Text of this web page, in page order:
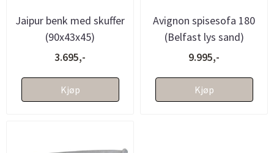
Jaipur benk med skuffer
(90x43x45)
3.695,-
Kjøp
Avignon spisesofa 180
(Belfast lys sand)
9.995,-
Kjøp